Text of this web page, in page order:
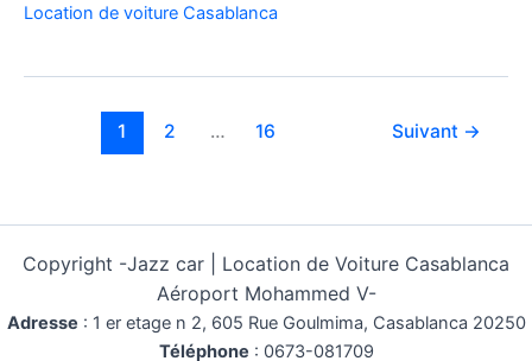
Pas
Kilométrage
Location de voiture Casablanca
1 2 … 16 Suivant →
Copyright -Jazz car | Location de Voiture Casablanca
Aéroport Mohammed V-
Adresse : 1 er etage n 2, 605 Rue Goulmima, Casablanca 20250
Téléphone : 0673-081709